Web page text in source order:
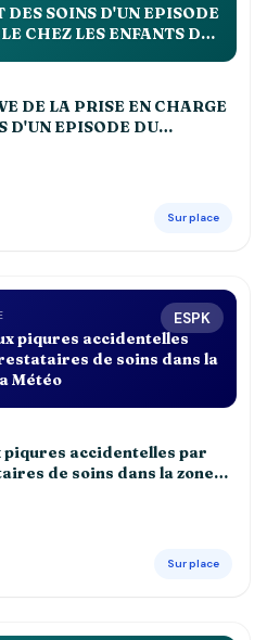
DES SOINS D'UN EPISODE
CHEZ LES ENFANTS DE
DEBORAH
DE LA PRISE EN CHARGE
D'UN EPISODE DU
LES ENFANTS DE MOINS
Sur place
ESPK
piqures accidentelles
de soins dans la
Météo
piqures accidentelles par
de soins dans la zone
Sur place